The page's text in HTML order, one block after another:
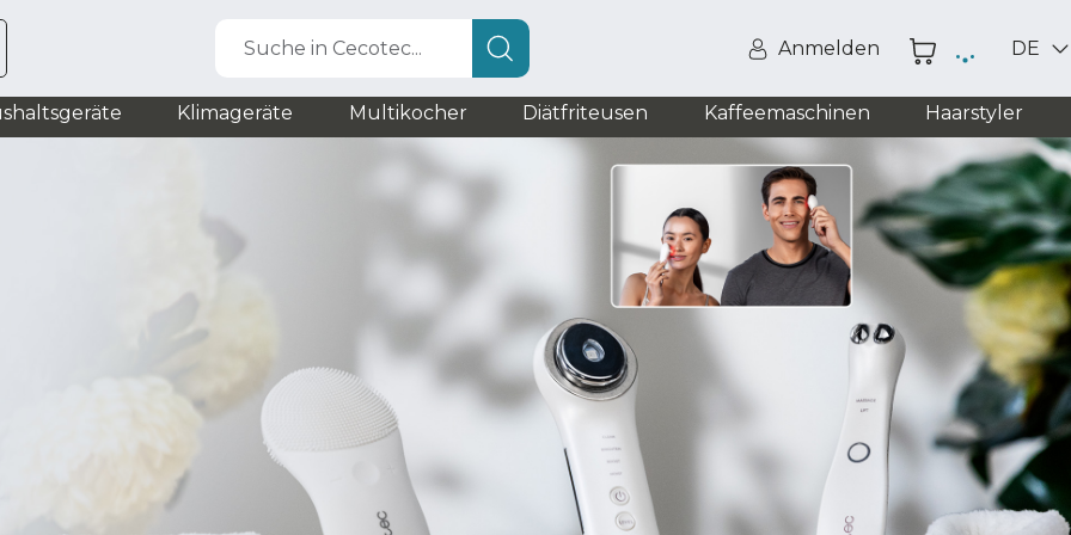
Suche in Cecotec... Anmelden DE
Klimageräte Multikocher Diätfriteusen Kaffeemaschinen Haarstyler